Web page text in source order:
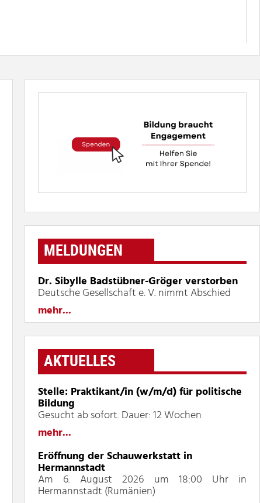
MELDUNGEN
Dr. Sibylle Badstübner-Gröger verstorben
Deutsche Gesellschaft e. V. nimmt Abschied
mehr...
AKTUELLES
Stelle: Praktikant/in (w/m/d) für politische
Bildung
Gesucht ab sofort. Dauer: 12 Wochen
mehr...
Eröffnung der Schauwerkstatt in
Hermannstadt
Am 6. August 2026 um 18:00 Uhr in
Hermannstadt (Rumänien)